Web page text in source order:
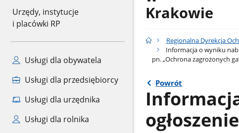
Urzędy, instytucje
i placówki RP
Usługi dla obywatela
Usługi dla przedsiębiorcy
Usługi dla urzędnika
Usługi dla rolnika
Krakowie
Regionalna Dyrekcja
Informacja o wyniku
pn. „Ochrona zagrożonych
Powrót